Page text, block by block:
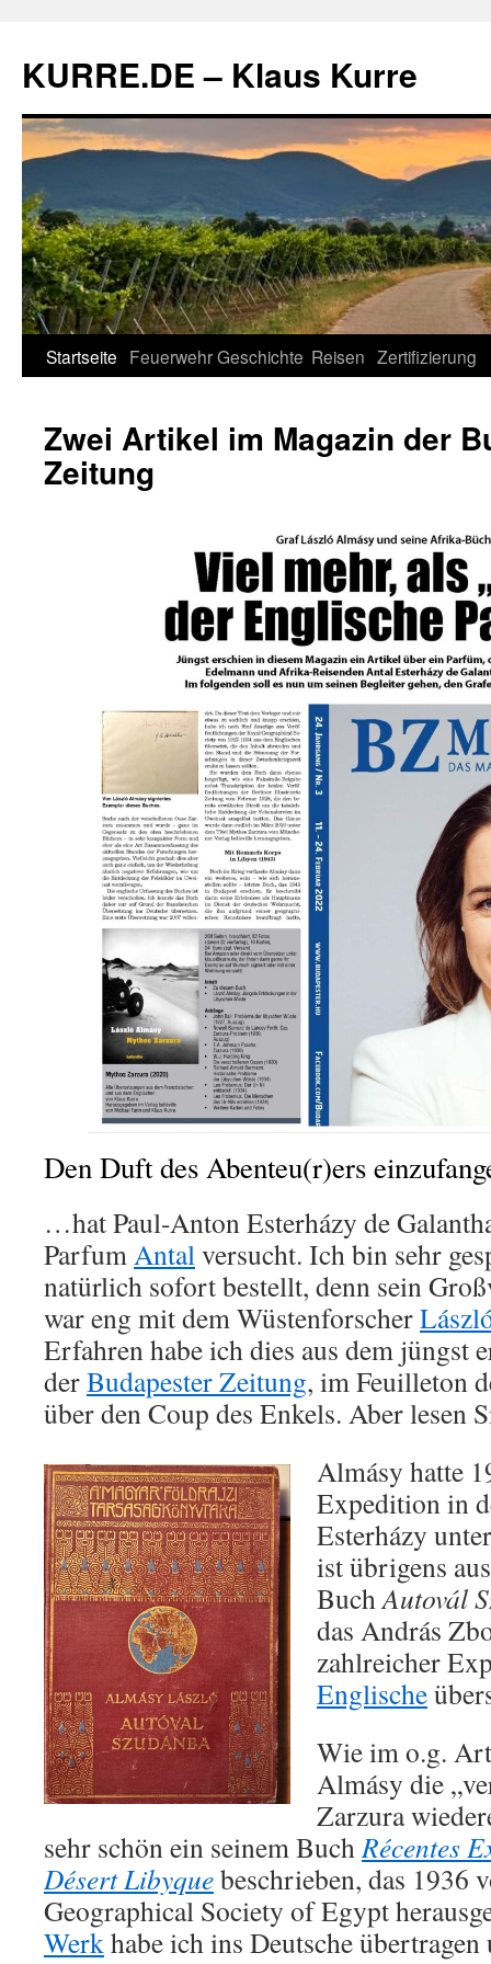
springen
KURRE.DE – Klaus Kurre
Startseite FeuerwehrGeschichte Reisen Zertifizierung
Zwei Artikel im Magazin der
Zeitung
Den Duft des Abenteu(r)ers
…hat Paul-Anton Esterházy de
ParfumAntalversucht. Ich bin sehr
natürlich sofort bestellt, denn sein
war eng mit dem Wüstenforscher
Erfahren habe ich dies aus dem jüngst
derBudapester Zeitung, im Feuilleton
über den Coup des Enkels. Aber lesen
Almásy hatte
Expedition in
Esterházy
ist übrigens
BuchAutovál
das András
zahlreicher
Englische
Wie im o.g.
Almásy die
Zarzura
sehr schön ein seinem BuchRécentes
Désert Libyquebeschrieben, das 1936
Geographical Society of Egypt
Werkhabe ich ins Deutsche übertragen